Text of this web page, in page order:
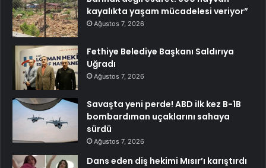
kayalıkta yaşam mücadelesi veriyor”
Ağustos 7, 2026
Fethiye Belediye Başkanı Saldırıya
Uğradı
Ağustos 7, 2026
Savaşta yeni perde! ABD ilk kez B-1B
bombardıman uçaklarını sahaya
sürdü
Ağustos 7, 2026
Dans eden diş hekimi Mısır’ı karıştırdı